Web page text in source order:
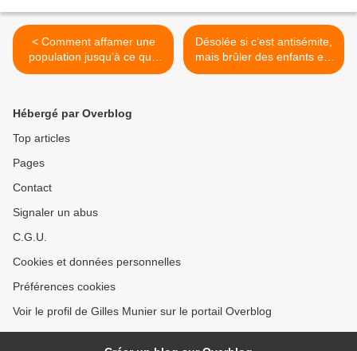
< Comment affamer une
population jusqu’à ce que
mort s’ensuive
Désolée si c’est antisémite,
mais brûler des enfants est
immoral >
Hébergé par Overblog
Top articles
Pages
Contact
Signaler un abus
C.G.U.
Cookies et données personnelles
Préférences cookies
Voir le profil de Gilles Munier sur le portail Overblog